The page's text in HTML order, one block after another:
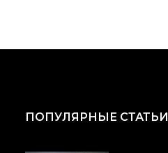
ПОПУЛЯРНЫЕ СТАТЬИ